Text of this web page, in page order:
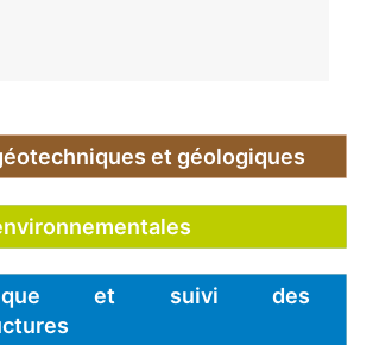
et géologiques
et suivi des